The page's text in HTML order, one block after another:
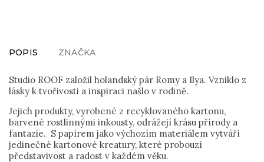
POPIS ZNAČKA
Studio ROOF založil holandský pár Romy a Ilya. Vzniklo z
lásky k tvořivosti a inspiraci našlo v rodině.
Jejich produkty, vyrobené z recyklovaného kartonu,
barvené rostlinnými inkousty, odrážejí krásu přírody a
fantazie. S papírem jako výchozím materiálem vytváří
jedinečné kartonové kreatury, které probouzí
představivost a radost v každém věku.